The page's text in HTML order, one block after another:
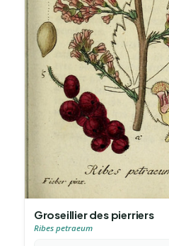
Groseillier des pierriers
Ribes petraeum